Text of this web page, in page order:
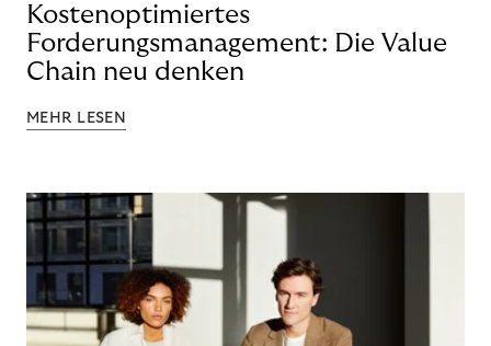
Kostenoptimiertes
Forderungsmanagement: Die Value
Chain neu denken
MEHR LESEN